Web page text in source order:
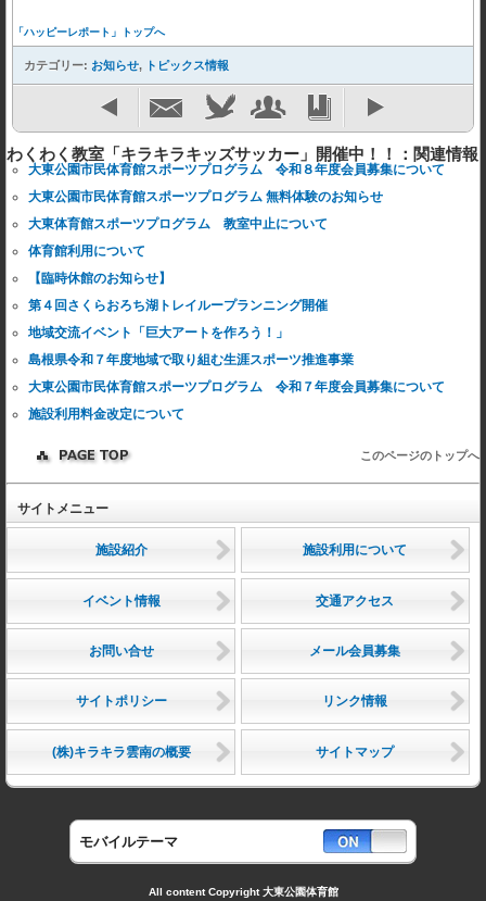
「ハッピーレポート」トップへ
カテゴリー: お知らせ, トピックス情報
わくわく教室「キラキラキッズサッカー」開催中！！：関連情報
大東公園市民体育館スポーツプログラム 令和８年度会員募集について
大東公園市民体育館スポーツプログラム 無料体験のお知らせ
大東体育館スポーツプログラム 教室中止について
体育館利用について
【臨時休館のお知らせ】
第４回さくらおろち湖トレイループランニング開催
地域交流イベント「巨大アートを作ろう！」
島根県令和７年度地域で取り組む生涯スポーツ推進事業
大東公園市民体育館スポーツプログラム 令和７年度会員募集について
施設利用料金改定について
このページのトップへ
サイトメニュー
施設紹介 施設利用について
イベント情報 交通アクセス
お問い合せ メール会員募集
サイトポリシー リンク情報
(株)キラキラ雲南の概要 サイトマップ
モバイルテーマ
All content Copyright 大東公園体育館